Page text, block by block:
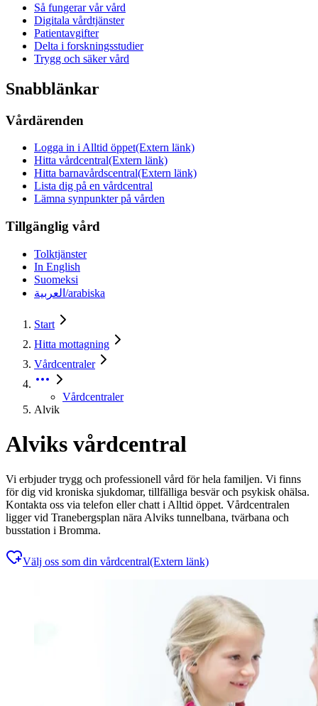
Så fungerar vår vård
Digitala vårdtjänster
Patientavgifter
Delta i forskningsstudier
Trygg och säker vård
Snabblänkar
Vårdärenden
Logga in i Alltid öppet(Extern länk)
Hitta vårdcentral(Extern länk)
Hitta barnavårdscentral(Extern länk)
Lista dig på en vårdcentral
Lämna synpunkter på vården
Tillgänglig vård
Tolktjänster
In English
Suomeksi
العربية/arabiska
Start
Hitta mottagning
Vårdcentraler
Vårdcentraler
Alvik
Alviks vårdcentral
Vi erbjuder trygg och professionell vård för hela familjen. Vi finns
för dig vid kroniska sjukdomar, tillfälliga besvär och psykisk ohälsa.
Kontakta oss via telefon eller chatt i Alltid öppet. Vårdcentralen
ligger vid Tranebergsplan nära Alviks tunnelbana, tvärbana och
busstation i Bromma.
Välj oss som din vårdcentral(Extern länk)